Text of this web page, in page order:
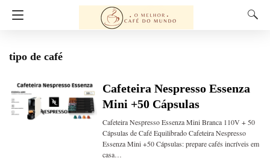
tipo de café
Cafeteira Nespresso Essenza
Mini +50 Cápsulas
Cafeteira Nespresso Essenza Mini Branca 110V + 50
Cápsulas de Café Equilibrado Cafeteira Nespresso
Essenza Mini +50 Cápsulas: prepare cafés incríveis em
casa…